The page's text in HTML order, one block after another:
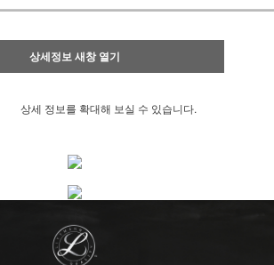
상세정보 새창 열기
상세 정보를 확대해 보실 수 있습니다.